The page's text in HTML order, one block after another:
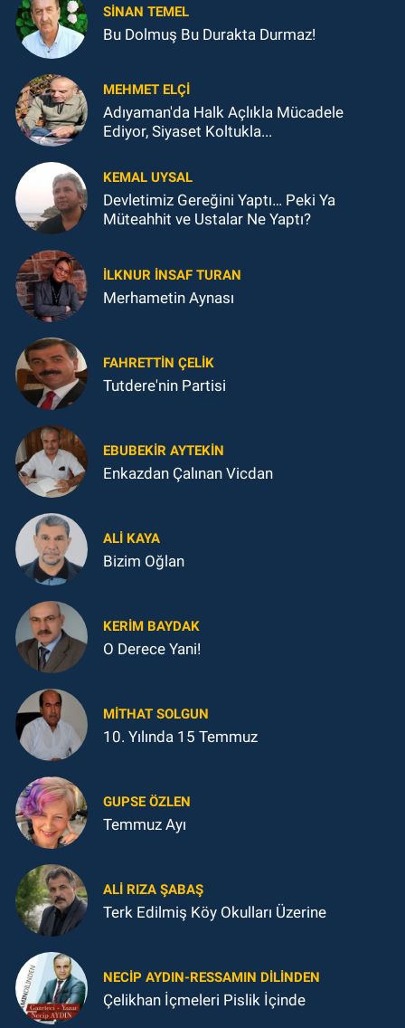
SINAN TEMEL
Bu Dolmuş Bu Durakta Durmaz!
MEHMET ELÇI
Adıyaman'da Halk Açlıkla Mücadele
Ediyor, Siyaset Koltukla...
KEMAL UYSAL
Devletimiz Gereğini Yaptı… Peki Ya
Müteahhit ve Ustalar Ne Yaptı?
İLKNUR İNSAF TURAN
Merhametin Aynası
FAHRETTIN ÇELİK
Tutdere'nin Partisi
EBUBEKIR AYTEKIN
Enkazdan Çalınan Vicdan
ALI KAYA
Bizim Oğlan
KERIM BAYDAK
O Derece Yani!
MITHAT SOLGUN
10. Yılında 15 Temmuz
GUPSE ÖZLEN
Temmuz Ayı
ALI RIZA ŞABAŞ
Terk Edilmiş Köy Okulları Üzerine
NECIP AYDIN-RESSAMIN DILINDEN
Çelikhan İçmeleri Pislik İçinde